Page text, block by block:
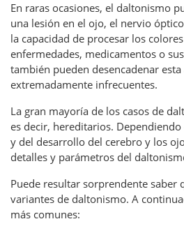
En raras ocasiones, el daltonismo
una lesión en el ojo, el nervio
la capacidad de procesar los
enfermedades, medicamentos o
también pueden desencadenar
extremadamente infrecuentes.
La gran mayoría de los casos de
es decir, hereditarios.
y del desarrollo del cerebro y los
detalles y parámetros del
Puede resultar sorprendente saber
variantes de daltonismo. A
más comunes: